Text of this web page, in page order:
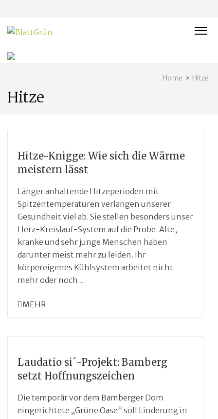
Home > Hitze
Hitze
Hitze-Knigge: Wie sich die Wärme
meistern lässt
Länger anhaltende Hitzeperioden mit
Spitzentemperaturen verlangen unserer
Gesundheit viel ab. Sie stellen besonders unser
Herz-Kreislauf-System auf die Probe. Alte,
kranke und sehr junge Menschen haben
darunter meist mehr zu leiden. Ihr
körpereigenes Kühlsystem arbeitet nicht
mehr oder noch…
MEHR
Laudatio si´-Projekt: Bamberg
setzt Hoffnungszeichen
Die temporär vor dem Bamberger Dom
eingerichtete „Grüne Oase“ soll Linderung in